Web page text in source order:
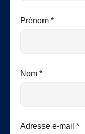
Prénom *
Nom *
Adresse e-mail *